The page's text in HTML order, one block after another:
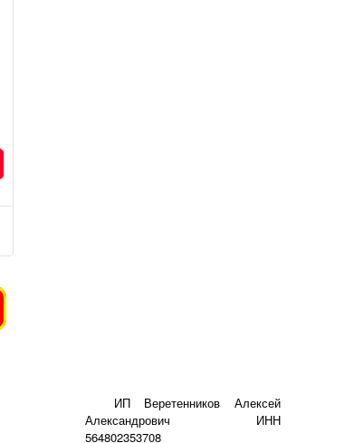
ИП Веретенников Алексей
Александрович ИНН
564802353708